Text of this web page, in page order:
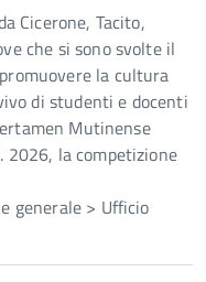
Cicerone, Tacito,
che si sono svolte il
la cultura
di studenti e docenti
Mutinense
2026, la competizione
generale > Ufficio